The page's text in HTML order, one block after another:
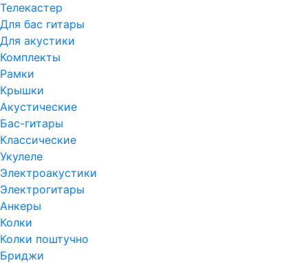
Телекастер
Для бас гитары
Для акустики
Комплекты
Рамки
Крышки
Акустические
Бас-гитары
Классические
Укулеле
Электроакустики
Электрогитары
Анкеры
Колки
Колки поштучно
Бриджи